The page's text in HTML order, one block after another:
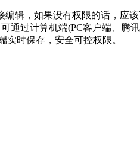
辑，如果没有权限的话，应
通过计算机端(PC客户端、
时保存，安全可控权限。